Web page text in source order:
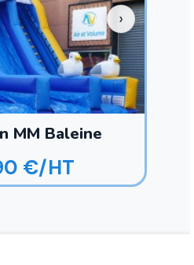
MM Baleine
€/HT